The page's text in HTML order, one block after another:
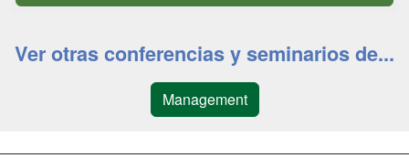
Ver otras conferencias y seminarios de...
Management